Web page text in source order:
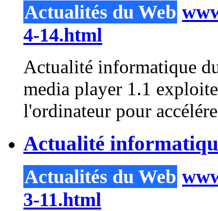
Actualités du Web
4-14.html
Actualité informatique
media player 1.1
l'ordinateur pour
Actualité
Actualités du Web
3-11.html